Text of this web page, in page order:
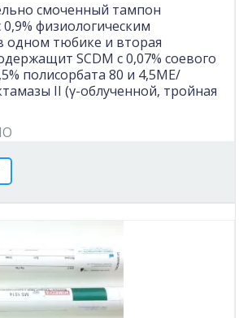
смоченный тампон
физиологическим
одном тюбике и вторая
SCDM с 0,07% соевого
полисорбата 80 и 4,5МЕ/
II (γ-облученной, тройная